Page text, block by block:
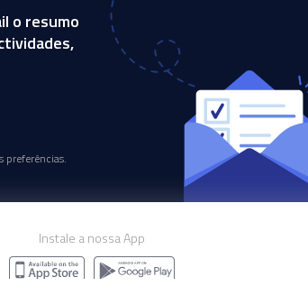
o resumo
preferências.
Instale a nossa App